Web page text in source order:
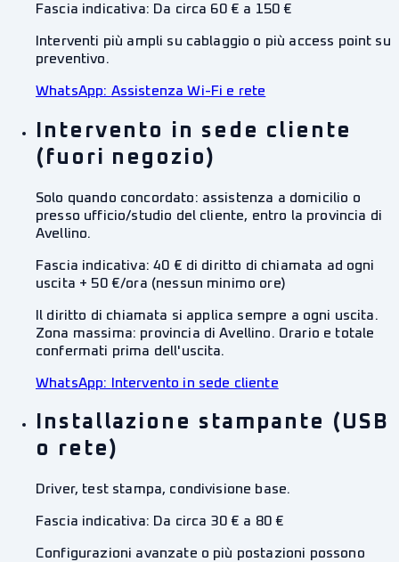
Fascia indicativa: Da circa 60 € a 150 €
Interventi più ampli su cablaggio o più access point su
preventivo.
WhatsApp: Assistenza Wi-Fi e rete
Intervento in sede cliente
(fuori negozio)
Solo quando concordato: assistenza a domicilio o
presso ufficio/studio del cliente, entro la provincia di
Avellino.
Fascia indicativa:40 € di diritto di chiamata ad ogni
uscita + 50 €/ora (nessun minimo ore)
Il diritto di chiamata si applica sempre a ogni uscita.
Zona massima: provincia di Avellino. Orario e totale
confermati prima dell'uscita.
WhatsApp: Intervento in sede cliente
Installazione stampante (USB
o rete)
Driver, test stampa, condivisione base.
Fascia indicativa: Da circa 30 € a 80 €
Configurazioni avanzate o più postazioni possono